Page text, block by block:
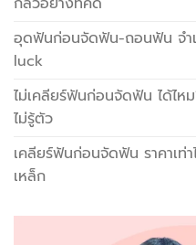
อุดฟันก่อนจัดฟัน-ถอนฟัน จำ
luck
ไม่เคลียร์ฟันก่อนจัดฟัน ได้ไห
ไม่รู้ตัว
เคลียร์ฟันก่อนจัดฟัน ราคาเท่
เหล็ก